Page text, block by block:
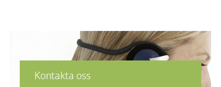
Kontakta oss